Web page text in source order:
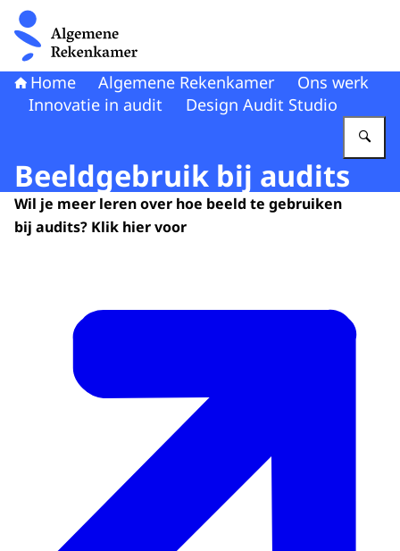
Naar de homepage van Algemene Rekenkamer
Home Algemene Rekenkamer
Ons werk
Innovatie in audit
Design Audit Studio
Beeldgebruik bij audits
Wil je meer leren over hoe beeld te gebruiken
bij audits? Klik hier voor